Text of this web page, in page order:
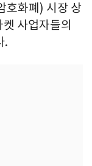
호화폐) 시장 상
사업자들의
.